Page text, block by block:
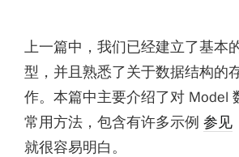
上一篇中，我们已经建立了基本
型，并且熟悉了关于数据结构的
作。本篇中主要介绍了对 Model
常用方法，包含有许多示例 参见
就很容易明白。